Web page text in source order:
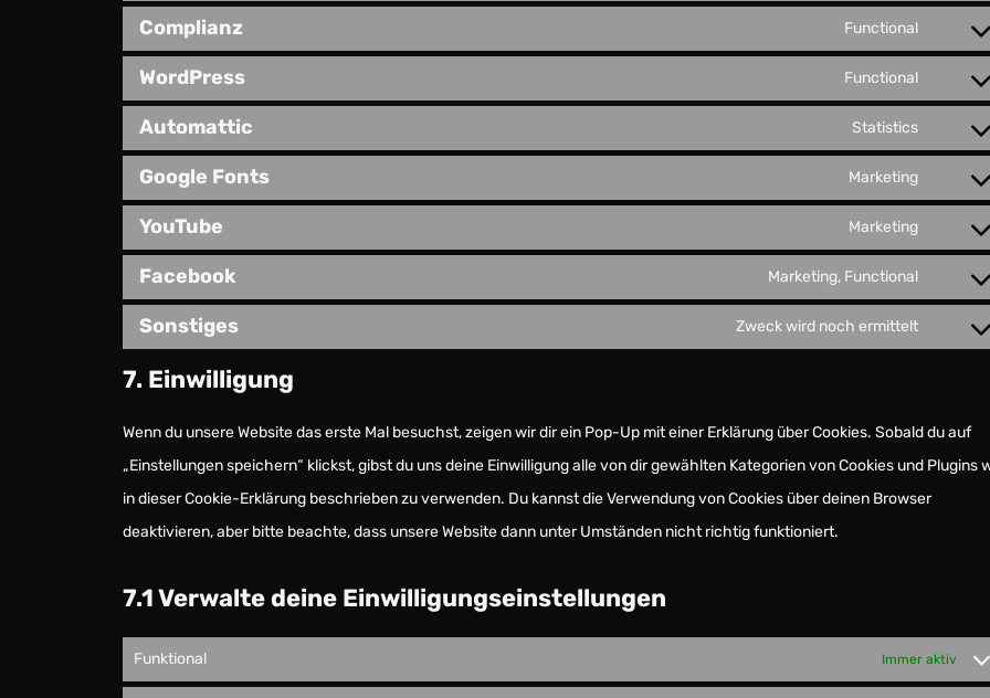
Complianz Functional
WordPress Functional
Automattic Statistics
Google Fonts Marketing
YouTube Marketing
Facebook Marketing, Functional
Sonstiges Zweck wird noch ermittelt
7. Einwilligung
Wenn du unsere Website das erste Mal besuchst, zeigen wir dir ein Pop-Up mit einer Erklärung über Cookies. Sobald du auf
„Einstellungen speichern“ klickst, gibst du uns deine Einwilligung alle von dir gewählten Kategorien von Cookies und Plugins
in dieser Cookie-Erklärung beschrieben zu verwenden. Du kannst die Verwendung von Cookies über deinen Browser
deaktivieren, aber bitte beachte, dass unsere Website dann unter Umständen nicht richtig funktioniert.
7.1 Verwalte deine Einwilligungseinstellungen
Funktional Immer aktiv